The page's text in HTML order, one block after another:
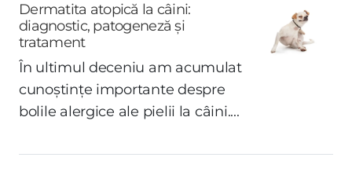
Dermatita atopică la câini:
diagnostic, patogeneză și
tratament
În ultimul deceniu am acumulat
cunoștințe importante despre
bolile alergice ale pielii la câini....